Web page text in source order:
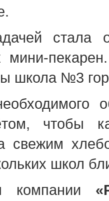
стала
мини-
школа №3
чтобы
свежим
школ
компании